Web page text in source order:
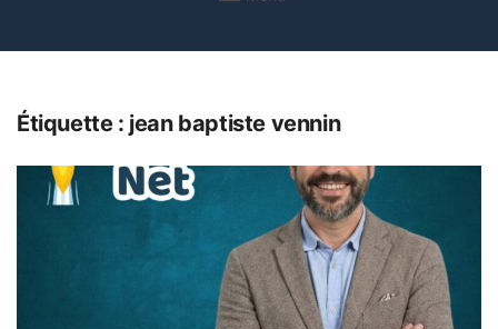
Étiquette : jean baptiste vennin